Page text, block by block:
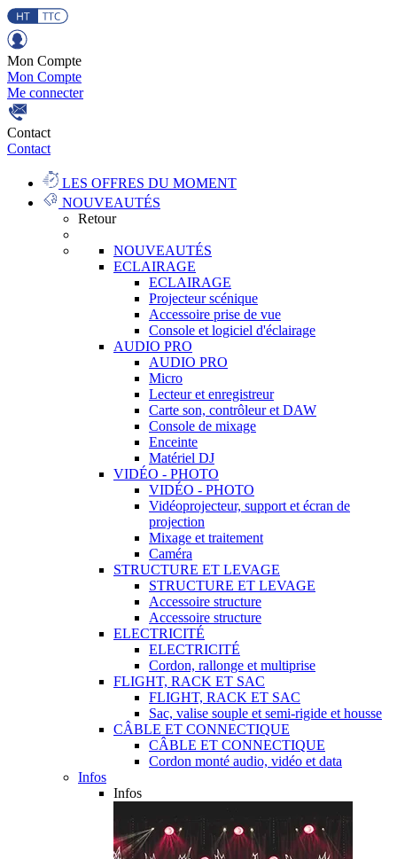
Mon Compte
Mon Compte
Me connecter
Contact
Contact
LES OFFRES DU MOMENT
NOUVEAUTÉS
Retour
NOUVEAUTÉS
ECLAIRAGE
ECLAIRAGE
Projecteur scénique
Accessoire prise de vue
Console et logiciel d'éclairage
AUDIO PRO
AUDIO PRO
Micro
Lecteur et enregistreur
Carte son, contrôleur et DAW
Console de mixage
Enceinte
Matériel DJ
VIDÉO - PHOTO
VIDÉO - PHOTO
Vidéoprojecteur, support et écran de
projection
Mixage et traitement
Caméra
STRUCTURE ET LEVAGE
STRUCTURE ET LEVAGE
Accessoire structure
Accessoire structure
ELECTRICITÉ
ELECTRICITÉ
Cordon, rallonge et multiprise
FLIGHT, RACK ET SAC
FLIGHT, RACK ET SAC
Sac, valise souple et semi-rigide et housse
CÂBLE ET CONNECTIQUE
CÂBLE ET CONNECTIQUE
Cordon monté audio, vidéo et data
Infos
Infos